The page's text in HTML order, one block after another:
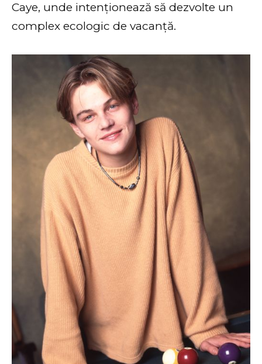
Caye, unde intenționează să dezvolte un
complex ecologic de vacanță.